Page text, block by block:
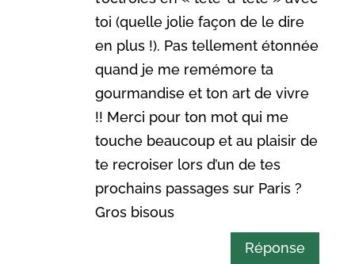
toi (quelle jolie façon de le dire
en plus !). Pas tellement étonnée
quand je me remémore ta
gourmandise et ton art de vivre
!! Merci pour ton mot qui me
touche beaucoup et au plaisir de
te recroiser lors d’un de tes
prochains passages sur Paris ?
Gros bisous
Réponse